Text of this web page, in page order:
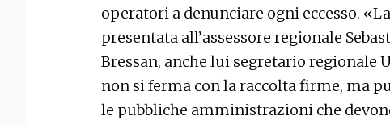
operatori a denunciare ogni eccesso.
presentata all’assessore regionale
Bressan, anche lui segretario regionale
non si ferma con la raccolta firme, ma
le pubbliche amministrazioni che